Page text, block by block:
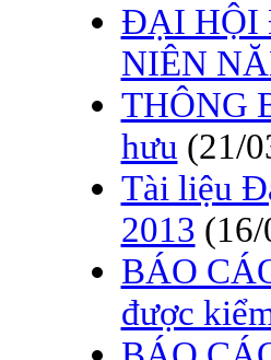
ĐẠI HỘI
NIÊN
THÔNG
hưu (21/
Tài liệu
2013
BÁO
được